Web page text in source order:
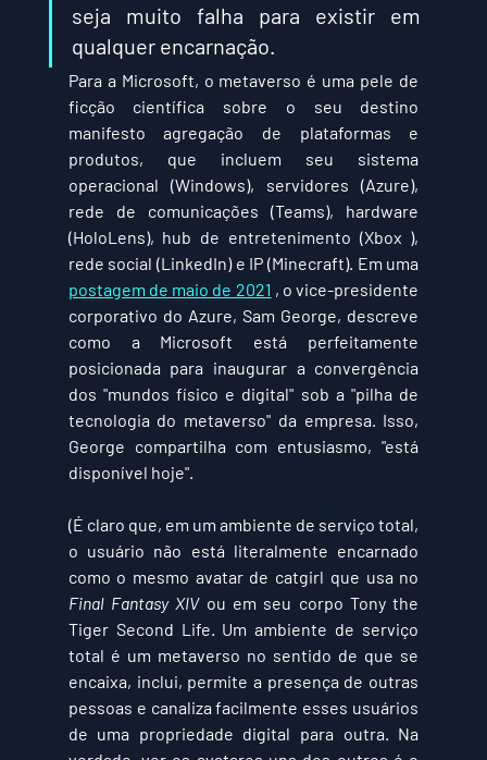
seja muito falha para existir em
qualquer encarnação.
Para a Microsoft, o metaverso é uma pele de
ficção científica sobre o seu destino
manifesto agregação de plataformas e
produtos, que incluem seu sistema
operacional (Windows), servidores (Azure),
rede de comunicações (Teams), hardware
(HoloLens), hub de entretenimento (Xbox ),
postagem de maio de 2021 , o vice-presidente
corporativo do Azure, Sam George, descreve
como a Microsoft está perfeitamente
posicionada para inaugurar a convergência
dos "mundos físico e digital" sob a "pilha de
tecnologia do metaverso" da empresa. Isso,
George compartilha com entusiasmo, "está
disponível hoje".
(É claro que, em um ambiente de serviço total,
o usuário não está literalmente encarnado
Final Fantasy XIV ou em seu corpo Tony the
Tiger Second Life. Um ambiente de serviço
total é um metaverso no sentido de que se
encaixa, inclui, permite a presença de outras
pessoas e canaliza facilmente esses usuários
de uma propriedade digital para outra. Na